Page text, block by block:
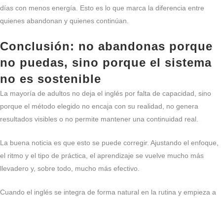
días con menos energía. Esto es lo que marca la diferencia entre
quienes abandonan y quienes continúan.
Conclusión: no abandonas porque
no puedas, sino porque el sistema
no es sostenible
La mayoría de adultos no deja el inglés por falta de capacidad, sino
porque el método elegido no encaja con su realidad, no genera
resultados visibles o no permite mantener una continuidad real.
La buena noticia es que esto se puede corregir. Ajustando el enfoque,
el ritmo y el tipo de práctica, el aprendizaje se vuelve mucho más
llevadero y, sobre todo, mucho más efectivo.
Cuando el inglés se integra de forma natural en la rutina y empieza a